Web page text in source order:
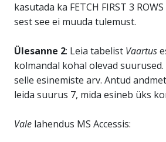
kasutada ka FETCH FIRST 3
sest see ei muuda tulemust.
Ülesanne 2: Leia tabelist Vaartus
kolmandal kohal olevad
selle esinemiste arv. Antud
leida suurus 7, mida esineb üks
Vale lahendus MS Accessis: